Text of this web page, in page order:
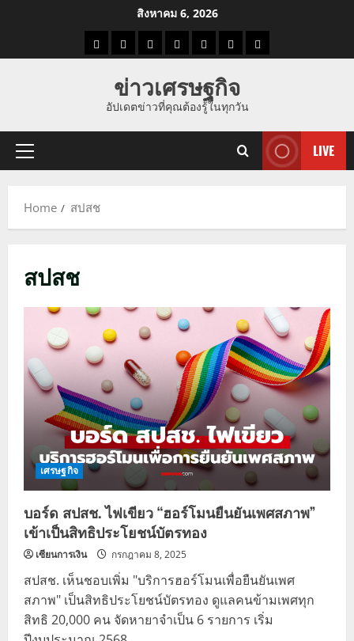
สิงหาคม 6, 2026
ราคาแนว
ราคา
ทอง
ข่าว
นี้
ข่าว
ดูด
ที่
ผู้ชาย
ข่าวเศรษฐกิจ
อัปเดตข่าวที่คุณต้องรู้ในทุกวัน
Primary
LIVE
Home สปสช
สปสช
เศรษฐกิจ
บอร์ด สปสช. ไฟเขียว “ฮอร์โมนยืนยันเพศสภาพ”
เข้าเป็นสิทธิประโยชน์บัตรทอง
เซียนการเงิน กรกฎาคม 8, 2025
สปสช. เห็นชอบเพิ่ม "บริการฮอร์โมนเพื่อยืนยันเพศ
สภาพ" เป็นสิทธิประโยชน์บัตรทอง ดูแลคนข้ามเพศทุก
สิทธิ 20,000 คน จัดหายาจำเป็น 6 รายการ เริ่ม